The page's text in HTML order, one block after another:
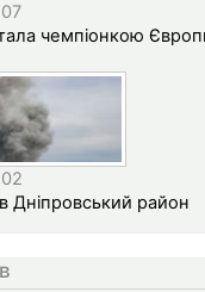
чемпіонкою
Дніпровський район